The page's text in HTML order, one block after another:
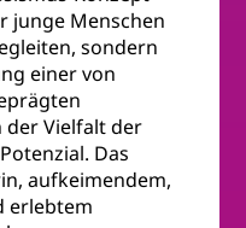
junge Menschen
sondern
einer von
der Vielfalt der
Das
aufkeimendem,
erlebtem